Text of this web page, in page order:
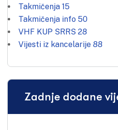
Takmičenja 15
Takmičenja info 50
VHF KUP SRRS 28
Vijesti iz kancelarije 88
Zadnje dodane